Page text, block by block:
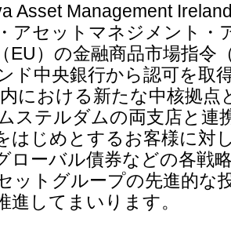
Asset Management
アセットマネジメント・
EU）の金融商品市場指令
ド中央銀行から認可を取
における新たな中核拠
ステルダムの両支店と連
はじめとするお客様に対
ローバル債券などの各戦
ットグループの先進的な
進してまいります。